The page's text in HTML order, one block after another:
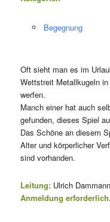
Begegnung
Oft sieht man es im
Wettstreit Metallkugeln
werfen.
Manch einer hat auch
gefunden, dieses Spiel
Das Schöne an diesem
Alter und körperlicher
sind vorhanden.
Leitung: Ulrich Dammann
Anmeldung erforderlich.